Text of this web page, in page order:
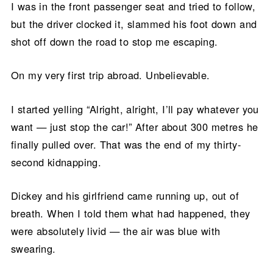
I was in the front passenger seat and tried to follow,
but the driver clocked it, slammed his foot down and
shot off down the road to stop me escaping.
On my very first trip abroad. Unbelievable.
I started yelling “Alright, alright, I’ll pay whatever you
want — just stop the car!” After about 300 metres he
finally pulled over. That was the end of my thirty-
second kidnapping.
Dickey and his girlfriend came running up, out of
breath. When I told them what had happened, they
were absolutely livid — the air was blue with
swearing.